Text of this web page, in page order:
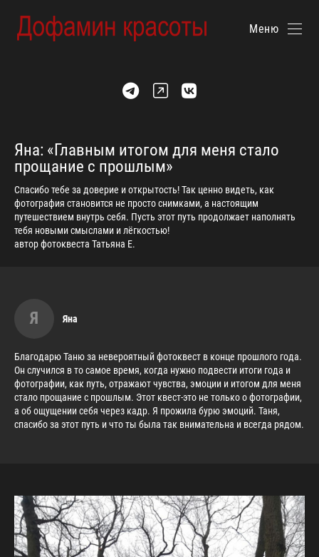
Меню
Яна: «Главным итогом для меня стало
прощание с прошлым»
Спасибо тебе за доверие и открытость! Так ценно видеть, как
фотография становится не просто снимками, а настоящим
путешествием внутрь себя. Пусть этот путь продолжает наполнять
тебя новыми смыслами и лёгкостью!
автор фотоквеста Татьяна Е.
Я Яна
Благодарю Таню за невероятный фотоквест в конце прошлого года.
Он случился в то самое время, когда нужно подвести итоги года и
фотографии, как путь, отражают чувства, эмоции и итогом для меня
стало прощание с прошлым. Этот квест-это не только о фотографии,
а об ощущении себя через кадр. Я прожила бурю эмоций. Таня,
спасибо за этот путь и что ты была так внимательна и всегда рядом.